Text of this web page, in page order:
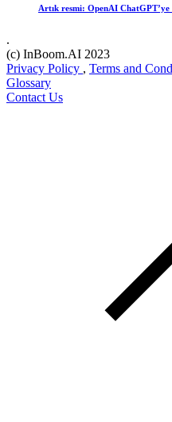
Artık resmi: OpenAI
.
(c) InBoom.AI 2023
Privacy Policy , Terms and
Glossary
Contact Us